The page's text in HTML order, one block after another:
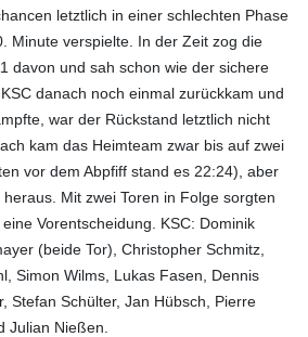
letztlich in einer schlechten Phase
Minute verspielte. In der Zeit zog die
davon und sah schon wie der sichere
danach noch einmal zurückkam und
war der Rückstand letztlich nicht
kam das Heimteam zwar bis auf zwei
vor dem Abpfiff stand es 22:24), aber
Mit zwei Toren in Folge sorgten
Vorentscheidung. KSC: Dominik
(beide Tor), Christopher Schmitz,
Simon Wilms, Lukas Fasen, Dennis
Stefan Schülter, Jan Hübsch, Pierre
Julian Nießen.